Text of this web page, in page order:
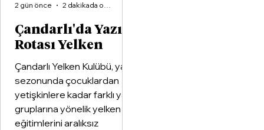
Çandarlı'da Yazın
Rotası Yelken
Çandarlı Yelken Kulübü, yaz
sezonunda çocuklardan
yetişkinlere kadar farklı yaş
gruplarına yönelik yelken
eğitimlerini aralıksız
2 gün önce 2 dakikada okunur